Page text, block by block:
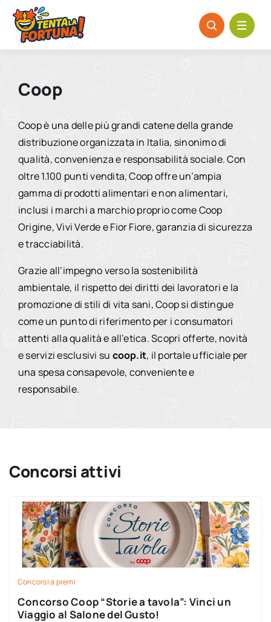
Salta
contenuto
Coop
Coop è una delle più grandi catene della grande
distribuzione organizzata in Italia, sinonimo di
qualità, convenienza e responsabilità sociale. Con
oltre 1.100 punti vendita, Coop offre un’ampia
gamma di prodotti alimentari e non alimentari,
inclusi i marchi a marchio proprio come Coop
Origine, Vivi Verde e Fior Fiore, garanzia di sicurezza
e tracciabilità.
Grazie all’impegno verso la sostenibilità
ambientale, il rispetto dei diritti dei lavoratori e la
promozione di stili di vita sani, Coop si distingue
come un punto di riferimento per i consumatori
attenti alla qualità e all’etica. Scopri offerte, novità
e servizi esclusivi su coop.it, il portale ufficiale per
una spesa consapevole, conveniente e
responsabile.
Concorsi attivi
Concorsi a premi
Concorso Coop “Storie a tavola”: Vinci un
Viaggio al Salone del Gusto!